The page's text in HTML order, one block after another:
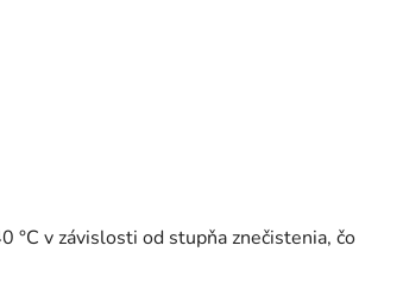
°C v závislosti od stupňa znečistenia, čo